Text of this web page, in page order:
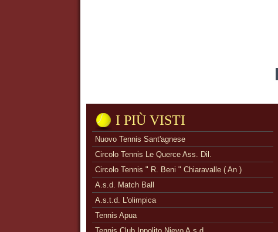
I PIÙ VISTI
Nuovo Tennis Sant'agnese
Circolo Tennis Le Querce Ass. Dil.
Circolo Tennis " R. Beni " Chiaravalle ( An )
A.s.d. Match Ball
A.s.t.d. L'olimpica
Tennis Apua